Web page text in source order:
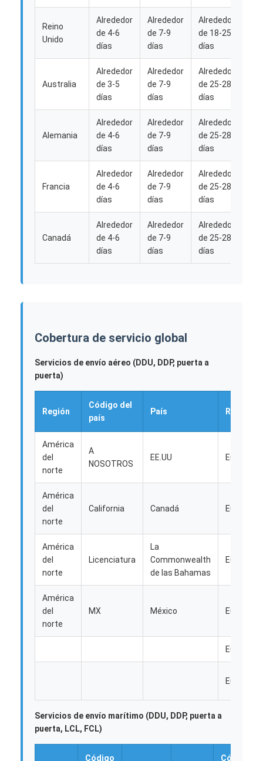
Inicio
Productos
Sobre nosotros
Visita a la fábrica
Control de Calidad
Contacto
Ahora Charle
Carga internacional delantera
Flete aéreo delantero
Envío DDP desde China
envío expreso
Reino
Unido
Alrededor
de 4-6
días
Alrededor
de 7-9
días
Alrededor
de 18-25
días
Australia
Alrededor
de 3-5
días
Alrededor
de 7-9
días
Alrededor
de 25-28
días
Alemania
Alrededor
de 4-6
días
Alrededor
de 7-9
días
Alrededor
de 25-28
días
Francia
Alrededor
de 4-6
días
Alrededor
de 7-9
días
Alrededor
de 25-28
días
Canadá
Alrededor
de 4-6
días
Alrededor
de 7-9
días
Alrededor
de 25-28
días
Cobertura de servicio global
Servicios de envío aéreo (DDU, DDP, puerta a
puerta)
Región
Código del
país
País Región
América
del
norte
A
NOSOTROS
EE.UU Europa
América
del
norte
California Canadá Europa
América
del
norte
Licenciatura
La
Commonwealth
de las Bahamas
Europa
América
del
norte
MX México Europa
Europa
Europa
Servicios de envío marítimo (DDU, DDP, puerta a
puerta, LCL, FCL)
Código Código